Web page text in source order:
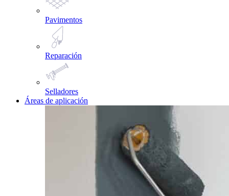
Pavimentos
Reparación
Selladores
Áreas de aplicación